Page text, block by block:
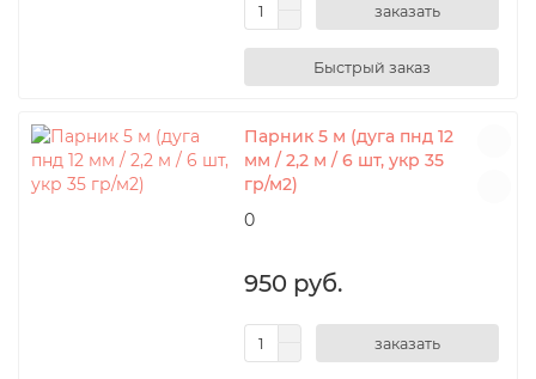
заказать
Парник 5 м (дуга пнд 12
мм / 2,2 м / 6 шт, укр 35
гр/м2)
0
950 руб.
заказать